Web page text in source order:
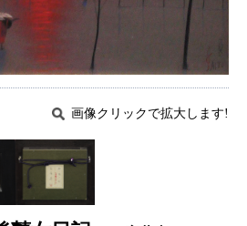
画像クリックで拡大します!